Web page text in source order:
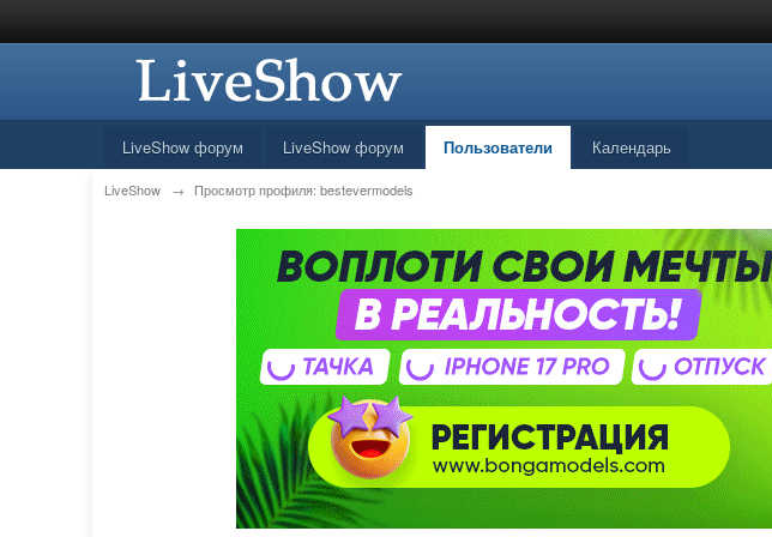
LiveShow форум LiveShow форум Пользователи Календарь
LiveShow → Просмотр профиля: bestevermodels